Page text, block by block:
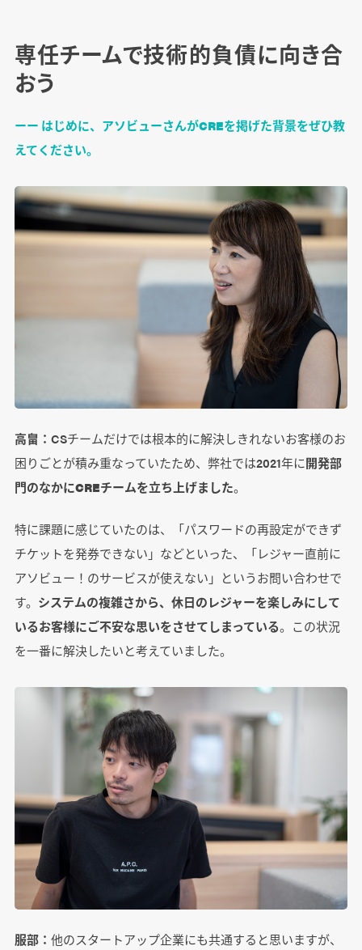
専任チームで技術的負債に向き合
おう
ーー はじめに、アソビューさんがCREを掲げた背景をぜひ教
えてください。
高畠： CSチームだけでは根本的に解決しきれないお客様のお
困りごとが積み重なっていたため、弊社では2021年に開発部
門のなかにCREチームを立ち上げました。
特に課題に感じていたのは、「パスワードの再設定ができず
チケットを発券できない」などといった、「レジャー直前に
アソビュー！のサービスが使えない」というお問い合わせで
す。 システムの複雑さから、休日のレジャーを楽しみにして
いるお客様にご不安な思いをさせてしまっている。この状況
を一番に解決したいと考えていました。
服部： 他のスタートアップ企業にも共通すると思いますが、